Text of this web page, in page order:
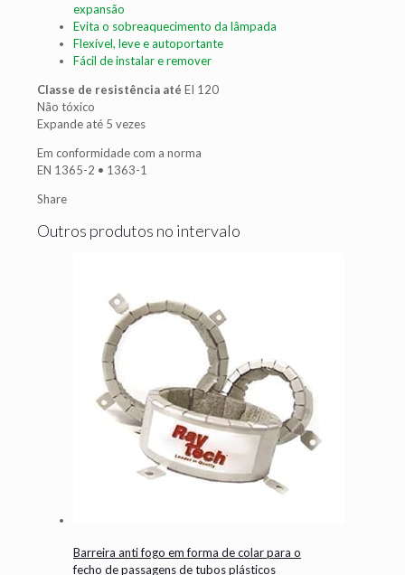
expansão
Evita o sobreaquecimento da lâmpada
Flexível, leve e autoportante
Fácil de instalar e remover
Classe de resistência até EI 120
Não tóxico
Expande até 5 vezes
Em conformidade com a norma
EN 1365-2 • 1363-1
Share
Outros produtos no intervalo
Barreira anti fogo em forma de colar para o
fecho de passagens de tubos plásticos